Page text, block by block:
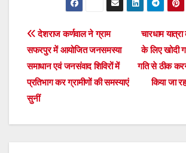
Post
navigation
चारधाम
के लिए खोदी
गति से ठीक
किया जा
देशराज कर्णवाल ने ग्राम
सफरपुर में आयोजित जनसमस्या
समाधान एवं जनसंवाद शिविरों में
प्रतिभाग कर ग्रामीणों की समस्याएं
सुनीं